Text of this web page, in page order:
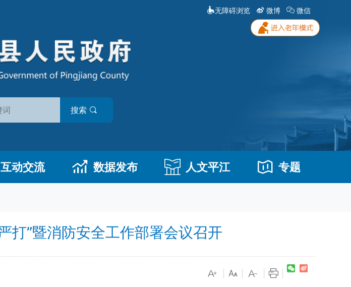
无障碍浏览 微博 微信
搜索
互动交流 数据发布 人文平江 专题
打”暨消防安全工作部署会议召开